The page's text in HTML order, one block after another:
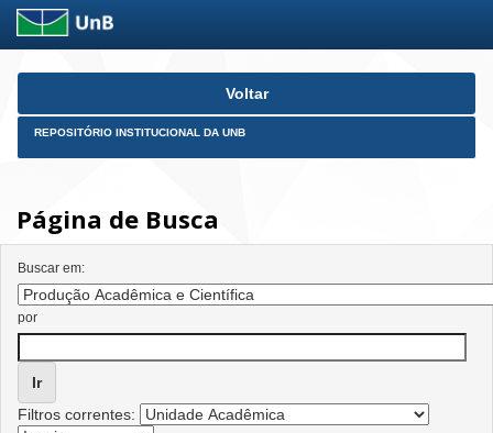
Skip
Voltar
REPOSITÓRIO INSTITUCIONAL DA UNB
Página de Busca
Buscar em:
por
Filtros correntes: